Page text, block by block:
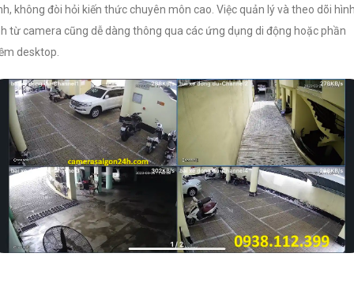
không đòi hỏi kiến thức chuyên môn cao. Việc quản lý và theo dõi
từ camera cũng dễ dàng thông qua các ứng dụng di động hoặc phần
desktop.